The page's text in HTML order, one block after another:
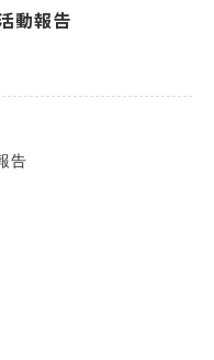
動報告